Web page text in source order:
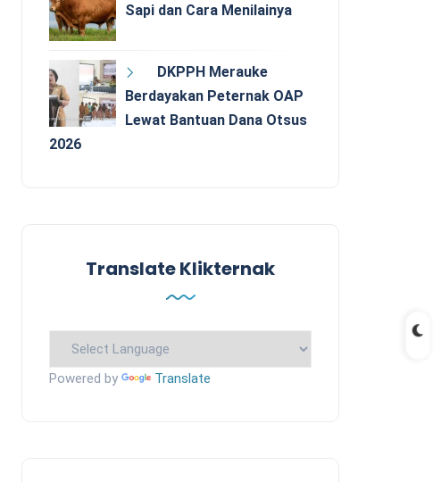
Sapi dan Cara Menilainya
DKPPH Merauke
Berdayakan Peternak OAP
Lewat Bantuan Dana Otsus
2026
Translate Klikternak
Powered by Translate